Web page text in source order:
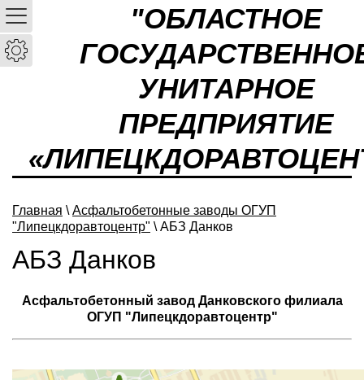
"ОБЛАСТНОЕ
УНИТАРНОЕ
ПРЕДПРИЯТИЕ
Главная \ Асфальтобетонные заводы ОГУП
"Липецкдоравтоцентр" \ АБЗ Данков
АБЗ Данков
Асфальтобетонный завод Данковского филиала
ОГУП "Липецкдоравтоцентр"